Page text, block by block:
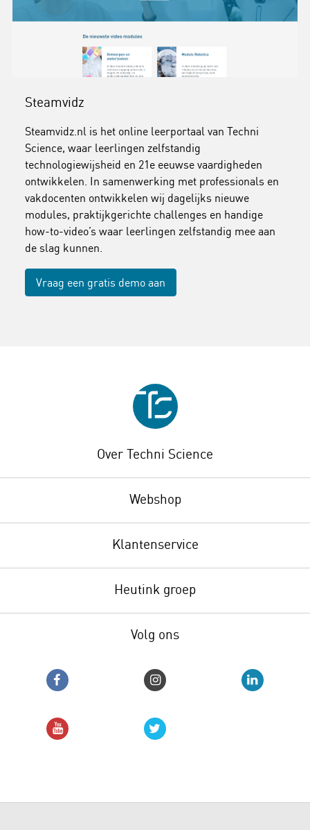
Steamvidz
Steamvidz.nl is het online leerportaal van Techni
Science, waar leerlingen zelfstandig
technologiewijsheid en 21e eeuwse vaardigheden
ontwikkelen. In samenwerking met professionals en
vakdocenten ontwikkelen wij dagelijks nieuwe
modules, praktijkgerichte challenges en handige
how-to-video’s waar leerlingen zelfstandig mee aan
de slag kunnen.
Vraag een gratis demo aan
Over Techni Science
Webshop
Klantenservice
Heutink groep
Volg ons